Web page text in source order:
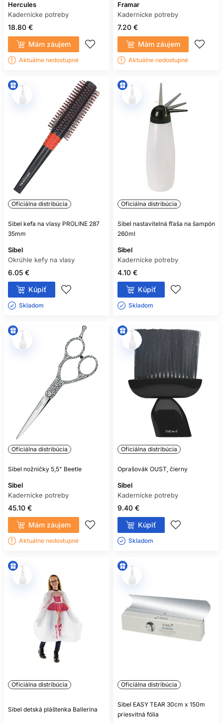
Hercules
Kadernícke potreby
18.80 €
Mám záujem
Aktuálne nedostupné
Framar
Kadernícke potreby
7.20 €
Mám záujem
Aktuálne nedostupné
Oficiálna distribúcia
Sibel kefa na vlasy PROLINE 287
35mm
Sibel
Okrúhle kefy na vlasy
6.05 €
Kúpiť
Skladom ㅤ
Oficiálna distribúcia
Sibel nastavitelná fľaša na šampón
260ml
Sibel
Kadernícke potreby
4.10 €
Kúpiť
Skladom ㅤ
Oficiálna distribúcia
Sibel nožničky 5,5" Beetle
Sibel
Kadernícke potreby
45.10 €
Mám záujem
Aktuálne nedostupné
Oficiálna distribúcia
Oprašovák OUST, čierny
Sibel
Kadernícke potreby
9.40 €
Kúpiť
Skladom ㅤ
Oficiálna distribúcia
Sibel detská pláštenka Ballerina
Oficiálna distribúcia
Sibel EASY TEAR 30cm x 150m
priesvitná fólia